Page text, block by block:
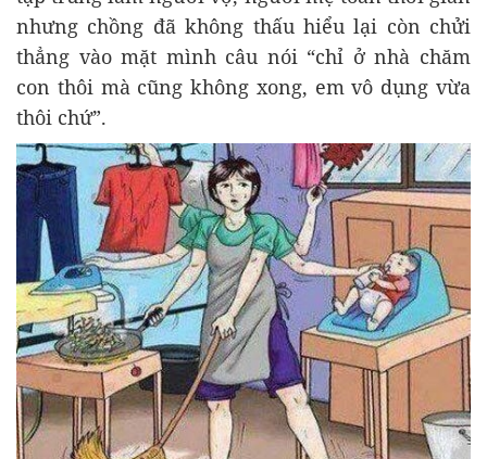
nhưng chồng đã không thấu hiểu lại còn chửi
thẳng vào mặt mình câu nói “chỉ ở nhà chăm
con thôi mà cũng không xong, em vô dụng vừa
thôi chứ”.